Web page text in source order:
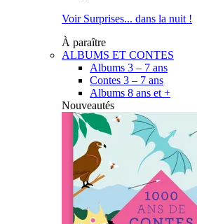
Voir Surprises... dans la nuit !
À paraître
ALBUMS ET CONTES
Albums 3 – 7 ans
Contes 3 – 7 ans
Albums 8 ans et +
Nouveautés